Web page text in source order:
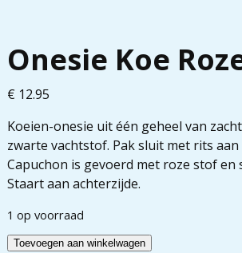
Onesie Koe
€ 12.95
Koeien-onesie uit één geheel van
zwarte vachtstof. Pak sluit met rits aan
Capuchon is gevoerd met roze stof en
Staart aan achterzijde.
1 op voorraad
Toevoegen aan winkelwagen